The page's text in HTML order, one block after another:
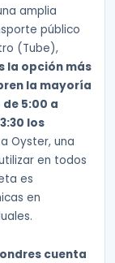
amplia
público
(Tube),
la opción más
la mayoría
5:00 a
los
Oyster, una
en todos
es
en
cuenta